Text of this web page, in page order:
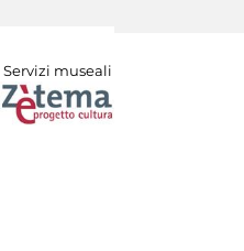
Servizi museali